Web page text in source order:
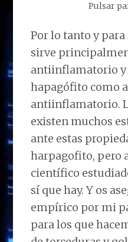
Pulsar
Por lo tanto y
sirve
antiinflamatorio y
hapagófito como
antiinflamatorio.
existen muchos
ante estas
harpagofito, pero
científico
sí que hay. Y os
empírico por mi
para los que